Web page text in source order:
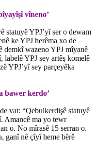
vîneno’
statuyê YPJ’yî ser o dewam
ke YPJ herêma xo de
demkî wazeno YPJ mîyanê
labelê YPJ sey artêş komelê
YPJ’yî sey parçeyêka
bawer kerdo’
vat: “Qebulkerdişê statuyê
Amancê ma yo tewr
o. No mîrasê 15 serran o.
ganî nê çîyî heme bêrê